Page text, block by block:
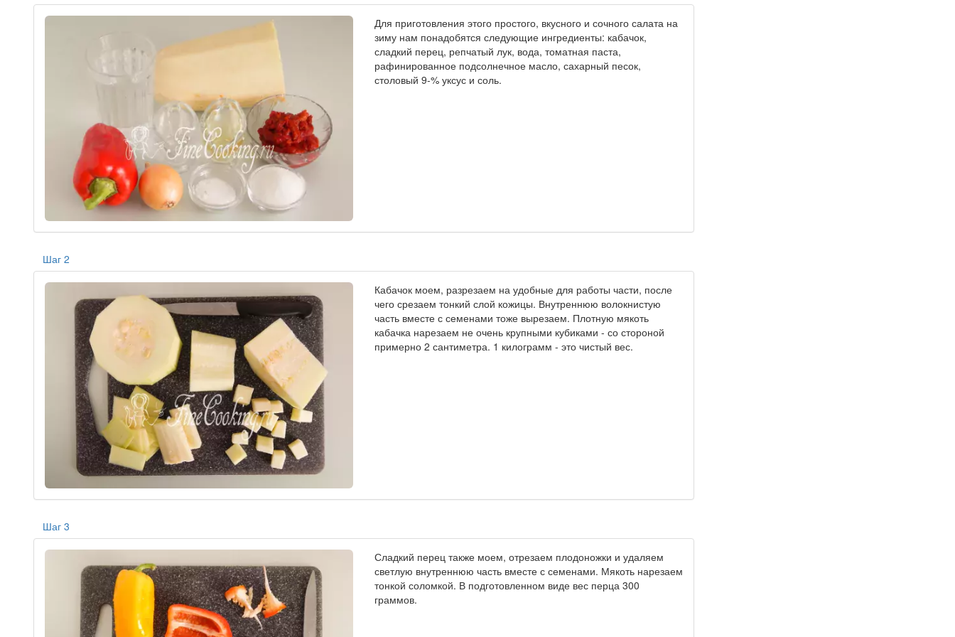
Для приготовления этого простого, вкусного и сочного салата на
зиму нам понадобятся следующие ингредиенты: кабачок,
сладкий перец, репчатый лук, вода, томатная паста,
рафинированное подсолнечное масло, сахарный песок,
столовый 9-% уксус и соль.
Шаг 2
Кабачок моем, разрезаем на удобные для работы части, после
чего срезаем тонкий слой кожицы. Внутреннюю волокнистую
часть вместе с семенами тоже вырезаем. Плотную мякоть
кабачка нарезаем не очень крупными кубиками - со стороной
примерно 2 сантиметра. 1 килограмм - это чистый вес.
Шаг 3
Сладкий перец также моем, отрезаем плодоножки и удаляем
светлую внутреннюю часть вместе с семенами. Мякоть нарезаем
тонкой соломкой. В подготовленном виде вес перца 300
граммов.